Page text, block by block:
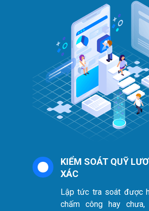
KIỂM SOÁT QUỸ
XÁC
Lập tức tra soát được
chấm công hay chưa,